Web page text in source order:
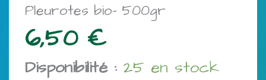
Pleurotes bio- 500gr
6,50€
Disponibilité : 25 en stock